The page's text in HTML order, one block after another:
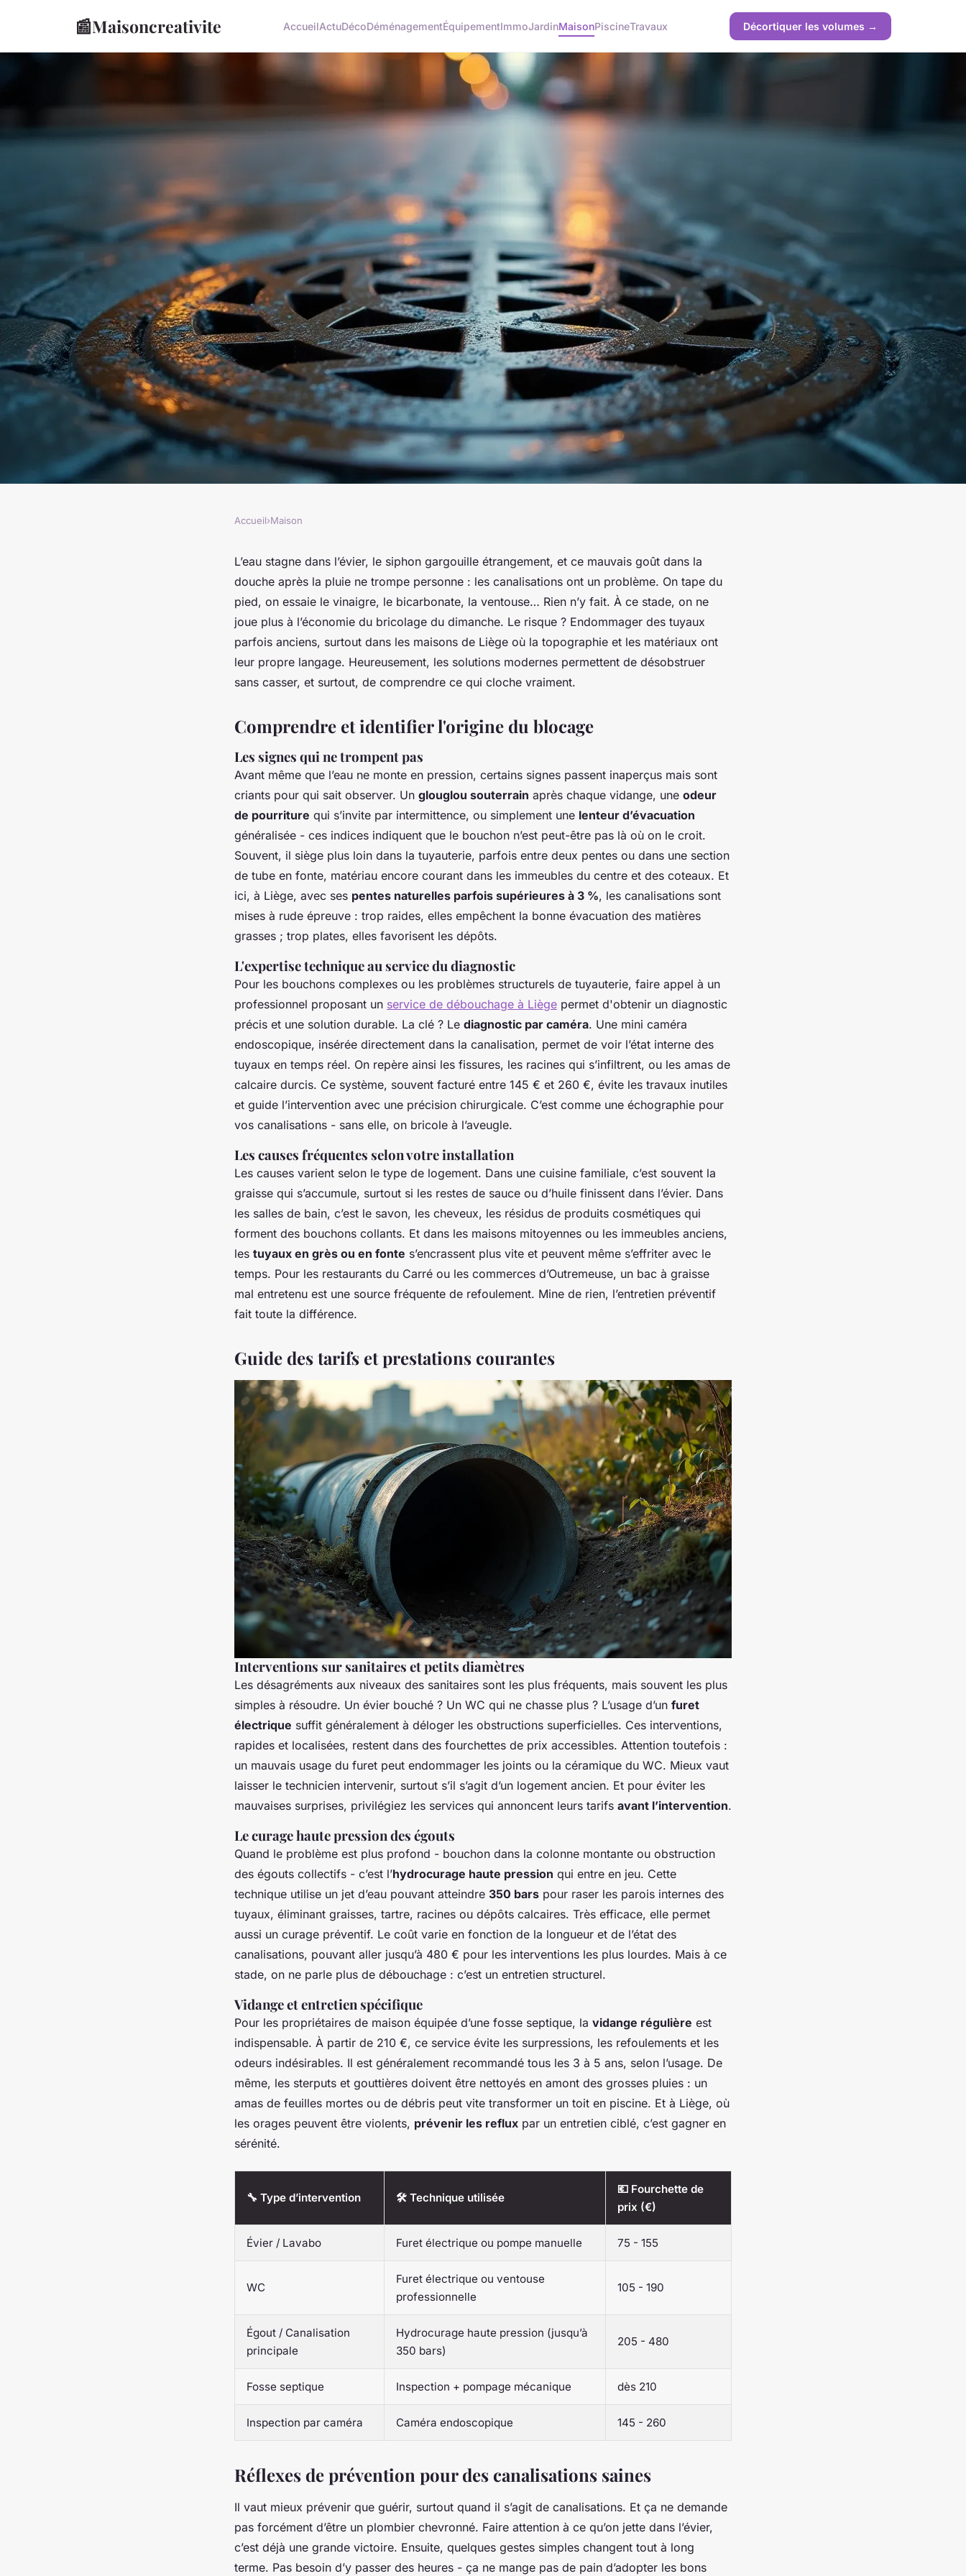
📰Maisoncreativite AccueilActuDécoDéménagementÉquipementImmoJardinMaisonPiscineTravaux Décortiquer les volumes →
Canalisations bouchées ? Solutions
rapides pour le débouchage à Liège
Accueil›Maison
L’eau stagne dans l’évier, le siphon gargouille étrangement, et ce mauvais goût dans la
douche après la pluie ne trompe personne : les canalisations ont un problème. On tape du
pied, on essaie le vinaigre, le bicarbonate, la ventouse… Rien n’y fait. À ce stade, on ne
joue plus à l’économie du bricolage du dimanche. Le risque ? Endommager des tuyaux
parfois anciens, surtout dans les maisons de Liège où la topographie et les matériaux ont
leur propre langage. Heureusement, les solutions modernes permettent de désobstruer
sans casser, et surtout, de comprendre ce qui cloche vraiment.
Comprendre et identifier l'origine du blocage
Les signes qui ne trompent pas
Avant même que l’eau ne monte en pression, certains signes passent inaperçus mais sont
criants pour qui sait observer. Un glouglou souterrain après chaque vidange, une odeur
de pourriture qui s’invite par intermittence, ou simplement une lenteur d’évacuation
généralisée - ces indices indiquent que le bouchon n’est peut-être pas là où on le croit.
Souvent, il siège plus loin dans la tuyauterie, parfois entre deux pentes ou dans une section
de tube en fonte, matériau encore courant dans les immeubles du centre et des coteaux. Et
ici, à Liège, avec ses pentes naturelles parfois supérieures à 3 %, les canalisations sont
mises à rude épreuve : trop raides, elles empêchent la bonne évacuation des matières
grasses ; trop plates, elles favorisent les dépôts.
L'expertise technique au service du diagnostic
Pour les bouchons complexes ou les problèmes structurels de tuyauterie, faire appel à un
professionnel proposant un service de débouchage à Liège permet d'obtenir un diagnostic
précis et une solution durable. La clé ? Le diagnostic par caméra. Une mini caméra
endoscopique, insérée directement dans la canalisation, permet de voir l’état interne des
tuyaux en temps réel. On repère ainsi les fissures, les racines qui s’infiltrent, ou les amas de
calcaire durcis. Ce système, souvent facturé entre 145 € et 260 €, évite les travaux inutiles
et guide l’intervention avec une précision chirurgicale. C’est comme une échographie pour
vos canalisations - sans elle, on bricole à l’aveugle.
Les causes fréquentes selon votre installation
Les causes varient selon le type de logement. Dans une cuisine familiale, c’est souvent la
graisse qui s’accumule, surtout si les restes de sauce ou d’huile finissent dans l’évier. Dans
les salles de bain, c’est le savon, les cheveux, les résidus de produits cosmétiques qui
forment des bouchons collants. Et dans les maisons mitoyennes ou les immeubles anciens,
les tuyaux en grès ou en fonte s’encrassent plus vite et peuvent même s’effriter avec le
temps. Pour les restaurants du Carré ou les commerces d’Outremeuse, un bac à graisse
mal entretenu est une source fréquente de refoulement. Mine de rien, l’entretien préventif
fait toute la différence.
Guide des tarifs et prestations courantes
Interventions sur sanitaires et petits diamètres
Les désagréments aux niveaux des sanitaires sont les plus fréquents, mais souvent les plus
simples à résoudre. Un évier bouché ? Un WC qui ne chasse plus ? L’usage d’un furet
électrique suffit généralement à déloger les obstructions superficielles. Ces interventions,
rapides et localisées, restent dans des fourchettes de prix accessibles. Attention toutefois :
un mauvais usage du furet peut endommager les joints ou la céramique du WC. Mieux vaut
laisser le technicien intervenir, surtout s’il s’agit d’un logement ancien. Et pour éviter les
mauvaises surprises, privilégiez les services qui annoncent leurs tarifs avant l’intervention.
Le curage haute pression des égouts
Quand le problème est plus profond - bouchon dans la colonne montante ou obstruction
des égouts collectifs - c’est l’hydrocurage haute pression qui entre en jeu. Cette
technique utilise un jet d’eau pouvant atteindre 350 bars pour raser les parois internes des
tuyaux, éliminant graisses, tartre, racines ou dépôts calcaires. Très efficace, elle permet
aussi un curage préventif. Le coût varie en fonction de la longueur et de l’état des
canalisations, pouvant aller jusqu’à 480 € pour les interventions les plus lourdes. Mais à ce
stade, on ne parle plus de débouchage : c’est un entretien structurel.
Vidange et entretien spécifique
Pour les propriétaires de maison équipée d’une fosse septique, la vidange régulière est
indispensable. À partir de 210 €, ce service évite les surpressions, les refoulements et les
odeurs indésirables. Il est généralement recommandé tous les 3 à 5 ans, selon l’usage. De
même, les sterputs et gouttières doivent être nettoyés en amont des grosses pluies : un
amas de feuilles mortes ou de débris peut vite transformer un toit en piscine. Et à Liège, où
les orages peuvent être violents, prévenir les reflux par un entretien ciblé, c’est gagner en
sérénité.
🔧 Type d’intervention 🛠️ Technique utilisée
💶 Fourchette de
prix (€)
Évier / Lavabo Furet électrique ou pompe manuelle 75 - 155
WC
Furet électrique ou ventouse
professionnelle
105 - 190
Égout / Canalisation
principale
Hydrocurage haute pression (jusqu’à
350 bars)
205 - 480
Fosse septique Inspection + pompage mécanique dès 210
Inspection par caméra Caméra endoscopique 145 - 260
Réflexes de prévention pour des canalisations saines
Il vaut mieux prévenir que guérir, surtout quand il s’agit de canalisations. Et ça ne demande
pas forcément d’être un plombier chevronné. Faire attention à ce qu’on jette dans l’évier,
c’est déjà une grande victoire. Ensuite, quelques gestes simples changent tout à long
terme. Pas besoin d’y passer des heures - ça ne mange pas de pain d’adopter les bons